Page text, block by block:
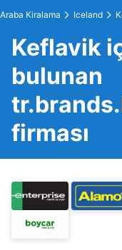
Araba Kiralama Iceland
Keflavik
bulunan
firması